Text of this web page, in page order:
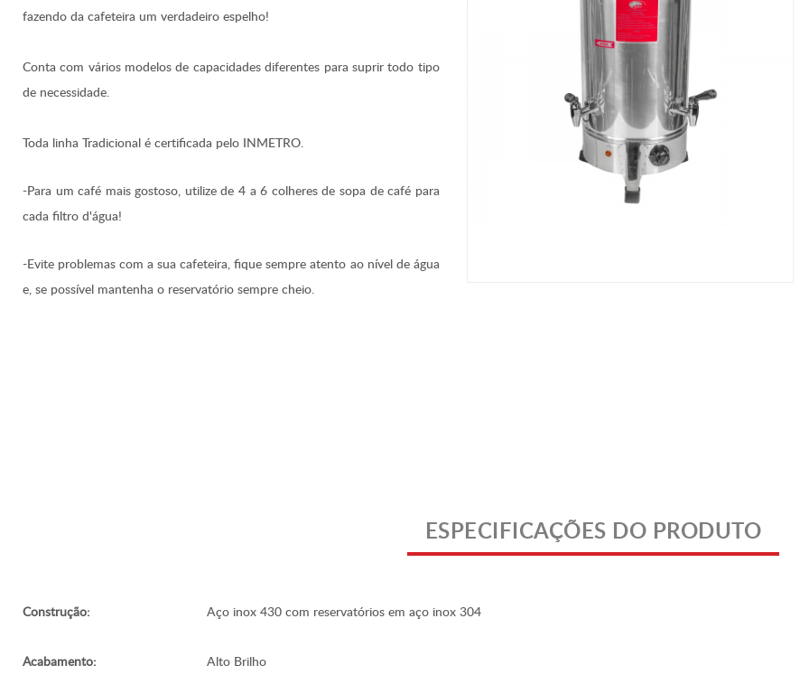
fazendo da cafeteira um verdadeiro espelho!
Conta com vários modelos de capacidades diferentes para suprir todo tipo
de necessidade.
Toda linha Tradicional é certificada pelo INMETRO.
-Para um café mais gostoso, utilize de 4 a 6 colheres de sopa de café para
cada filtro d'água!
-Evite problemas com a sua cafeteira, fique sempre atento ao nível de água
e, se possível mantenha o reservatório sempre cheio.
ESPECIFICAÇÕES DO PRODUTO
Construção: Aço inox 430 com reservatórios em aço inox 304
Acabamento: Alto Brilho